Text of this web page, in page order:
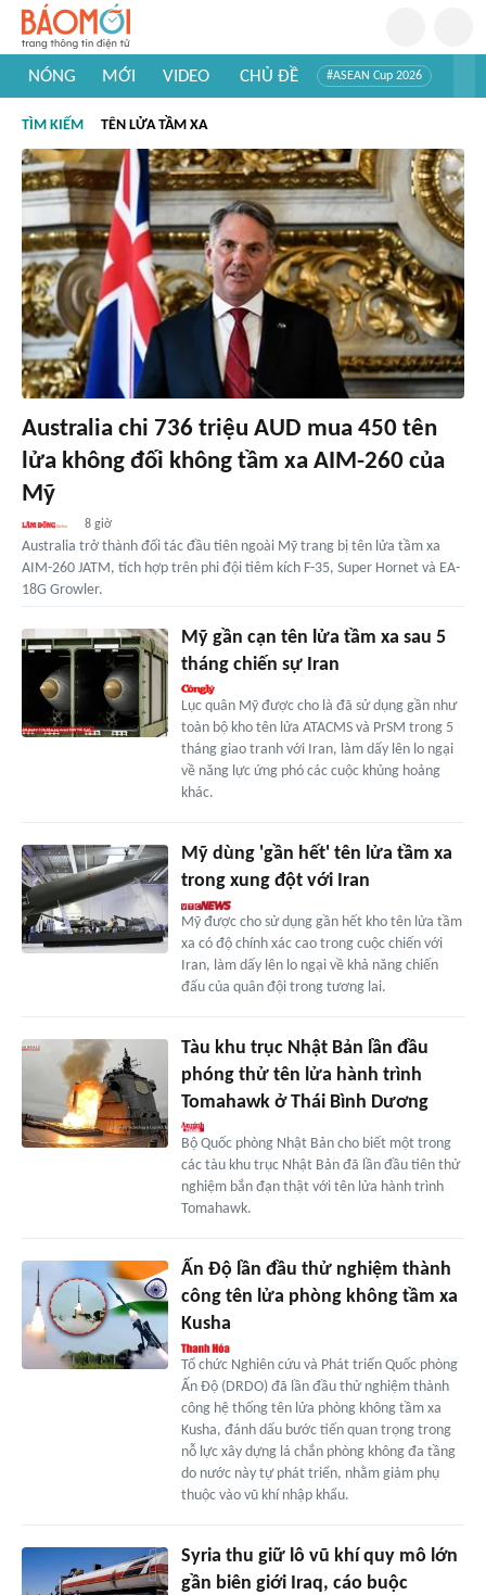
NÓNG MỚI VIDEO CHỦ ĐỀ #ASEAN Cup 2026
#Khám phá thế giới
TÌM KIẾM TÊN LỬA TẦM XA
Australia chi 736 triệu AUD mua 450 tên
lửa không đối không tầm xa AIM-260 của
Mỹ
8 giờ
Australia trở thành đối tác đầu tiên ngoài Mỹ trang bị tên lửa tầm xa
AIM-260 JATM, tích hợp trên phi đội tiêm kích F-35, Super Hornet và EA-
18G Growler.
Mỹ gần cạn tên lửa tầm xa sau 5
tháng chiến sự Iran
Lục quân Mỹ được cho là đã sử dụng gần như
toàn bộ kho tên lửa ATACMS và PrSM trong 5
tháng giao tranh với Iran, làm dấy lên lo ngại
về năng lực ứng phó các cuộc khủng hoảng
khác.
Mỹ dùng 'gần hết' tên lửa tầm xa
trong xung đột với Iran
Mỹ được cho sử dụng gần hết kho tên lửa tầm
xa có độ chính xác cao trong cuộc chiến với
Iran, làm dấy lên lo ngại về khả năng chiến
đấu của quân đội trong tương lai.
Tàu khu trục Nhật Bản lần đầu
phóng thử tên lửa hành trình
Tomahawk ở Thái Bình Dương
Bộ Quốc phòng Nhật Bản cho biết một trong
các tàu khu trục Nhật Bản đã lần đầu tiên thử
nghiệm bắn đạn thật với tên lửa hành trình
Tomahawk.
Ấn Độ lần đầu thử nghiệm thành
công tên lửa phòng không tầm xa
Kusha
Tổ chức Nghiên cứu và Phát triển Quốc phòng
Ấn Độ (DRDO) đã lần đầu thử nghiệm thành
công hệ thống tên lửa phòng không tầm xa
Kusha, đánh dấu bước tiến quan trọng trong
nỗ lực xây dựng lá chắn phòng không đa tầng
do nước này tự phát triển, nhằm giảm phụ
thuộc vào vũ khí nhập khẩu.
Syria thu giữ lô vũ khí quy mô lớn
gần biên giới Iraq, cáo buộc